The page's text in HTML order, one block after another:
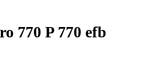
770 P 770 efb